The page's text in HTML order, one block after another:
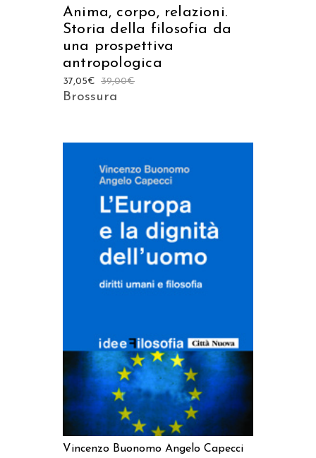
Anima, corpo, relazioni.
Storia della filosofia da
una prospettiva
antropologica
39,00€
37,05€
Brossura
AGGIUNGI AL CARRELLO
Vincenzo Buonomo Angelo Capecci